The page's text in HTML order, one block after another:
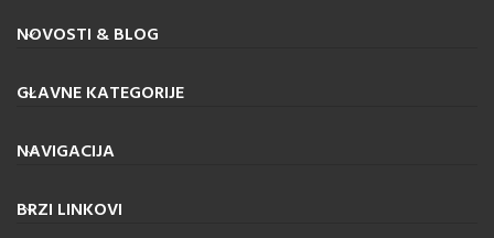
NOVOSTI & BLOG
GLAVNE KATEGORIJE
NAVIGACIJA
BRZI LINKOVI